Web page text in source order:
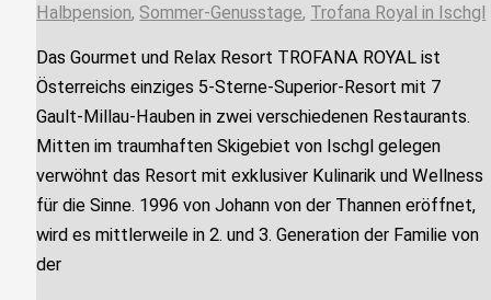
Halbpension,Sommer-Genusstage, Trofana Royal in Ischgl
Das Gourmet und Relax Resort TROFANA ROYAL ist
Österreichs einziges 5-Sterne-Superior-Resort mit 7
Gault-Millau-Hauben in zwei verschiedenen Restaurants.
Mitten im traumhaften Skigebiet von Ischgl gelegen
verwöhnt das Resort mit exklusiver Kulinarik und Wellness
für die Sinne. 1996 von Johann von der Thannen eröffnet,
wird es mittlerweile in 2. und 3. Generation der Familie von
der